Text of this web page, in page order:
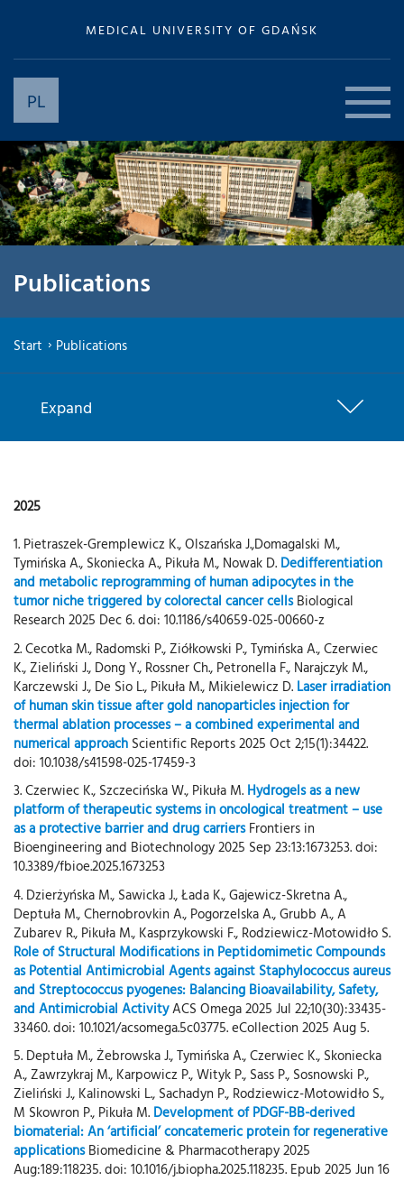
MEDICAL UNIVERSITY OF GDAŃSK
PL
Publications
Start Publications
Expand
2025
1. Pietraszek-Gremplewicz K., Olszańska J.,Domagalski M.,
Tymińska A., Skoniecka A., Pikuła M., Nowak D. Dedifferentiation
and metabolic reprogramming of human adipocytes in the
tumor niche triggered by colorectal cancer cells Biological
Research 2025 Dec 6. doi: 10.1186/s40659-025-00660-z
2. Cecotka M., Radomski P., Ziółkowski P., Tymińska A., Czerwiec
K., Zieliński J., Dong Y., Rossner Ch., Petronella F., Narajczyk M.,
Karczewski J., De Sio L., Pikuła M., Mikielewicz D. Laser irradiation
of human skin tissue after gold nanoparticles injection for
thermal ablation processes – a combined experimental and
numerical approach Scientific Reports 2025 Oct 2;15(1):34422.
doi: 10.1038/s41598-025-17459-3
3. Czerwiec K., Szczecińska W., Pikuła M. Hydrogels as a new
platform of therapeutic systems in oncological treatment – use
as a protective barrier and drug carriers Frontiers in
Bioengineering and Biotechnology 2025 Sep 23:13:1673253. doi:
10.3389/fbioe.2025.1673253
4. Dzierżyńska M., Sawicka J., Łada K., Gajewicz-Skretna A.,
Deptuła M., Chernobrovkin A., Pogorzelska A., Grubb A., A
Zubarev R., Pikuła M., Kasprzykowski F., Rodziewicz-Motowidło S.
Role of Structural Modifications in Peptidomimetic Compounds
as Potential Antimicrobial Agents against Staphylococcus aureus
and Streptococcus pyogenes: Balancing Bioavailability, Safety,
and Antimicrobial ActivityACS Omega 2025 Jul 22;10(30):33435-
33460. doi: 10.1021/acsomega.5c03775. eCollection 2025 Aug 5.
5. Deptuła M., Żebrowska J., Tymińska A., Czerwiec K., Skoniecka
A., Zawrzykraj M., Karpowicz P., Wityk P., Sass P., Sosnowski P.,
Zieliński J., Kalinowski L., Sachadyn P., Rodziewicz-Motowidło S.,
M Skowron P., Pikuła M. Development of PDGF-BB-derived
biomaterial: An ‘artificial’ concatemeric protein for regenerative
applications Biomedicine & Pharmacotherapy 2025
Aug:189:118235. doi: 10.1016/j.biopha.2025.118235. Epub 2025 Jun 16